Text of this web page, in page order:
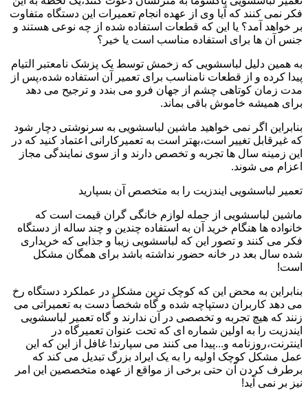
فکر نمی کنند که آیا وی از عهده انجام تعمیرات این دستگاه متفاوت
بر خواهد آمد؟ یا این که قطعات استفاده شده از چه نوعی هستند و
جنس آن ها برای استفاده مناسب است یا خیر؟
به همین دلیل لباسشویی که زخمش توسط یک پزشک نامعتبر التیام
پیدا کرده و از قطعات نامناسب برای تعمیر آن استفاده شده،پس از
مدت زمان کوتاهی چشم از جهان فرو می بندد و ترجیح می دهد
برای همیشه خاموش باقی بماند.
بنابراین اگر نمی خواهید ماشین لباسشویی به سرنوشتی دچار شود
که غیرقابل تغییر است،بهتر است به تعمیرکارانی اعتماد کنید که در
این زمینه سال ها تجربه و تخصص دارند و از سوی نمایندگی مجاز
اعزام می شوند.
تعمیر لباسشویی ایندزیت را به متخصص آن بسپارید
ماشین لباسشویی از جمله لوازم خانگی گران قیمت است که
خانواده ها هنگام خرید آن به استفاده چندین و چند ساله از دستگاه
فکر می کنند و تصور این که لباسشویی زیبا و جذابی که خریداری
شده سال بعد در خانه حضور نداشته باشد برای همگان مشکل
است!
بنابراین به محض این که کوچک ترین مشکل در عملکرد دستگاه رخ
می دهد کاربران دستپاچه شده و گاه شخصاً دست به تعمیراتی می
زنند که هیچ تجربه و تخصصی در آن ندارند و گاه تعمیر لباسشویی
ایندزیت را به اولین شماره ای که تحت عنوان تعمیرگاه در
اینترنت،روزنامه و...پیدا می کنند می سپارند! غافل از این که این
عمل مشکل کوچک اولیه را به یک ایراد بزرگ تبدیل می کند که
برطرف کردن آن حتی برخی از مواقع از عهده متخصصین این امر
نیز بر نمی آید!